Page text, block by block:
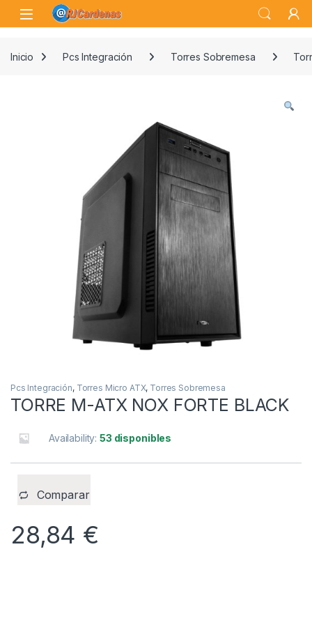
Skip to navigation
Skip to content
Open
Inicio Pcs Integración Torres Sobremesa
Pcs Integración, Torres Micro ATX, Torres Sobremesa
TORRE M-ATX NOX FORTE BLACK
Availability:53 disponibles
Comparar
28,84 €